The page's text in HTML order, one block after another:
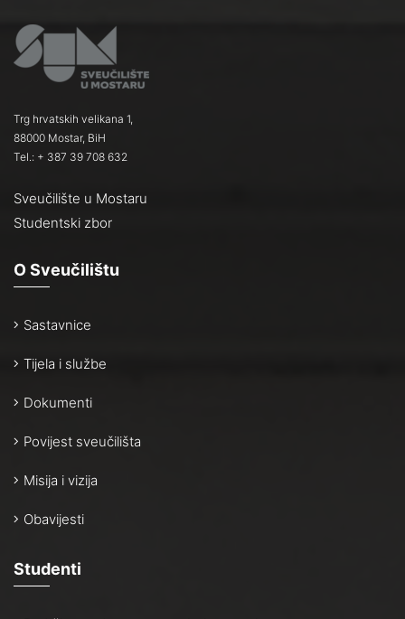
Trg hrvatskih velikana 1,
88000 Mostar, BiH
Tel.: + 387 39 708 632
Sveučilište u Mostaru
Studentski zbor
O Sveučilištu
Sastavnice
Tijela i službe
Dokumenti
Povijest sveučilišta
Misija i vizija
Obavijesti
Studenti